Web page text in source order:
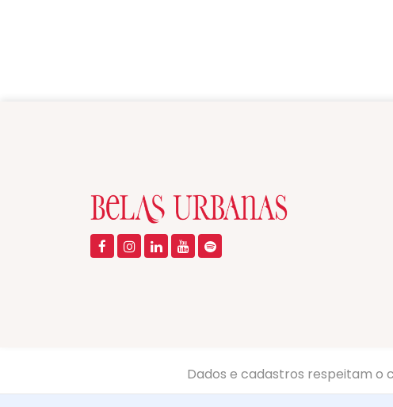
Dados e cadastros respeitam o